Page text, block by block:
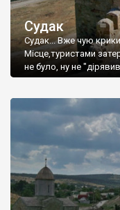
Судак
Судак... Вже чую
Місце,туристами
не було, ну не